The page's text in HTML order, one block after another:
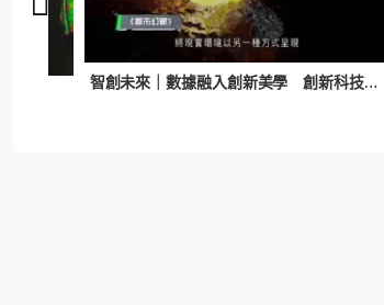
智創未來｜數據融入創新美學 創新科技拓展藝術體驗